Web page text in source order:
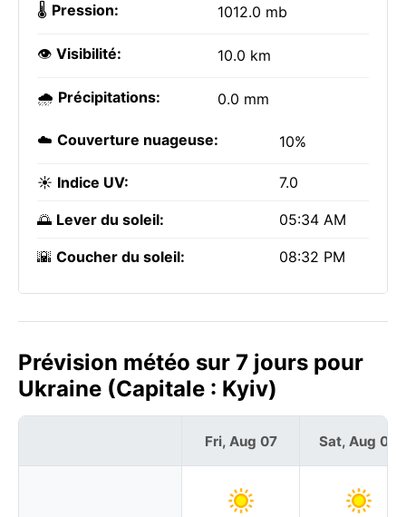
🌡️ Pression: 1012.0 mb
👁️ Visibilité: 10.0 km
🌧️ Précipitations: 0.0 mm
☁️ Couverture nuageuse: 10%
☀️ Indice UV: 7.0
🌅 Lever du soleil: 05:34 AM
🌇 Coucher du soleil: 08:32 PM
Prévision météo sur 7 jours pour
Ukraine (Capitale : Kyiv)
Fri, Aug 07 Sat, Aug 08